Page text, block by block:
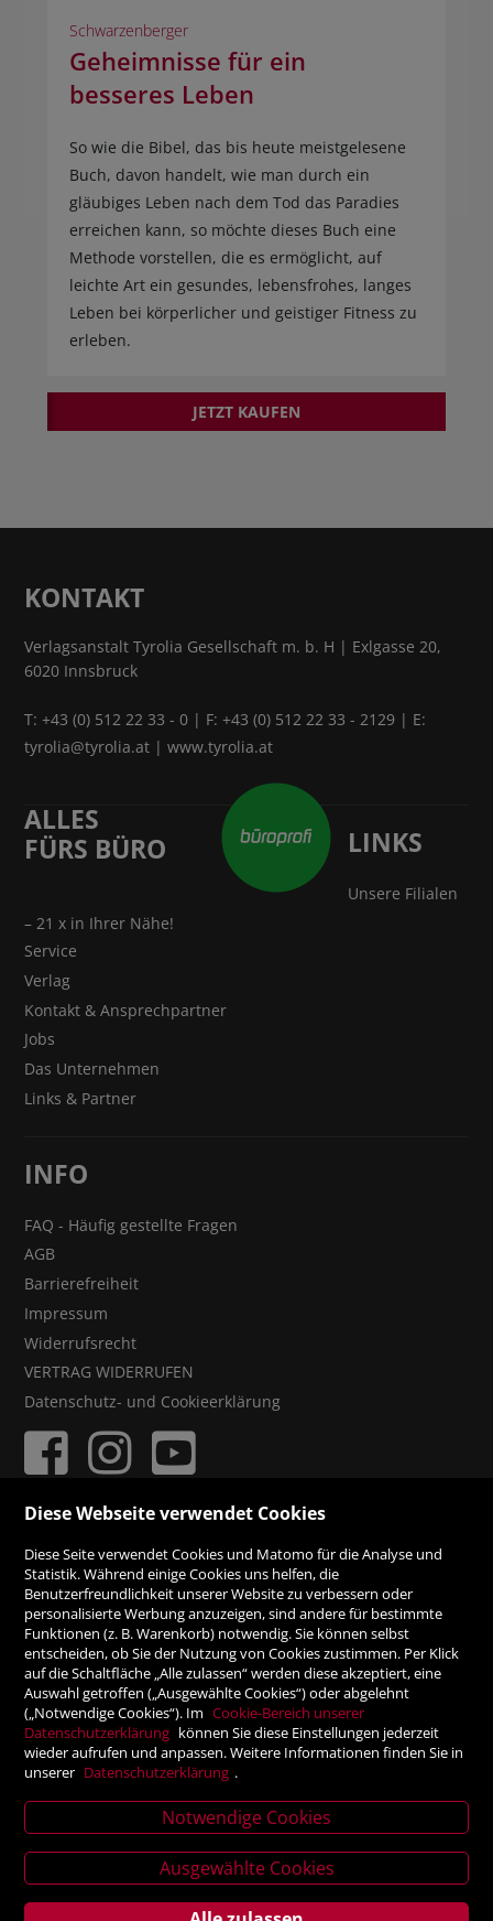
News
Schwarzenberger
Geheimnisse für ein
besseres Leben
So wie die Bibel, das bis heute meistgelesene
Buch, davon handelt, wie man durch ein
gläubiges Leben nach dem Tod das Paradies
erreichen kann, so möchte dieses Buch eine
Methode vorstellen, die es ermöglicht, auf
leichte Art ein gesundes, lebensfrohes, langes
Leben bei körperlicher und geistiger Fitness zu
erleben.
JETZT KAUFEN
KONTAKT
Verlagsanstalt Tyrolia Gesellschaft m. b. H | Exlgasse 20,
6020 Innsbruck
T:+43 (0) 512 22 33 - 0 | F: +43 (0) 512 22 33 - 2129 | E:
tyrolia@tyrolia.at |www.tyrolia.at
ALLES
FÜRS BÜRO
LINKS
Unsere Filialen
– 21 x in Ihrer Nähe!
Service
Verlag
Kontakt & Ansprechpartner
Jobs
Das Unternehmen
Links & Partner
INFO
FAQ - Häufig gestellte Fragen
AGB
Barrierefreiheit
Impressum
Widerrufsrecht
VERTRAG WIDERRUFEN
Datenschutz- und Cookieerklärung
Rechnung
Vorauskasse
SICHER ONLINE SHOPPEN!
Diese Webseite verwendet Cookies
Diese Seite verwendet Cookies und Matomo für die Analyse und
Statistik. Während einige Cookies uns helfen, die
Benutzerfreundlichkeit unserer Website zu verbessern oder
personalisierte Werbung anzuzeigen, sind andere für bestimmte
Funktionen (z. B. Warenkorb) notwendig. Sie können selbst
entscheiden, ob Sie der Nutzung von Cookies zustimmen. Per Klick
auf die Schaltfläche „Alle zulassen“ werden diese akzeptiert, eine
Auswahl getroffen („Ausgewählte Cookies“) oder abgelehnt
(„Notwendige Cookies“). Im Cookie-Bereich unserer
Datenschutzerklärung können Sie diese Einstellungen jederzeit
wieder aufrufen und anpassen. Weitere Informationen finden Sie in
unserer Datenschutzerklärung .
Notwendige Cookies
Ausgewählte Cookies